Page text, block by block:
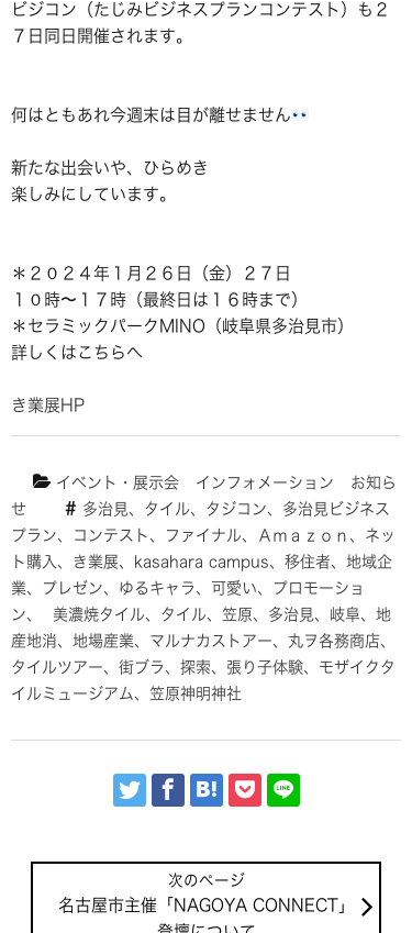
ビジコン（たじみビジネスプランコンテスト）も２
７日同日開催されます。
何はともあれ今週末は目が離せません
新たな出会いや、ひらめき
楽しみにしています。
＊２０２４年１月２６日（金）２７日
１０時〜１７時（最終日は１６時まで）
＊セラミックパークMINO（岐阜県多治見市）
詳しくはこちらへ
き業展HP
イベント・展示会 インフォメーション
お知ら
せ
多治見、タイル、タジコン、多治見ビジネス
プラン、コンテスト、ファイナル、Ａｍａｚｏｎ、ネッ
ト購入、き業展、kasahara campus、移住者、地域企
業、プレゼン、ゆるキャラ、可愛い、プロモーショ
ン、
美濃焼タイル、タイル、笠原、多治見、岐阜、地
産地消、地場産業、マルナカストアー、丸ヲ各務商店、
タイルツアー、街ブラ、探索、張り子体験、モザイクタ
イルミュージアム、笠原神明神社
名古屋市主催「NAGOYA CONNECT」